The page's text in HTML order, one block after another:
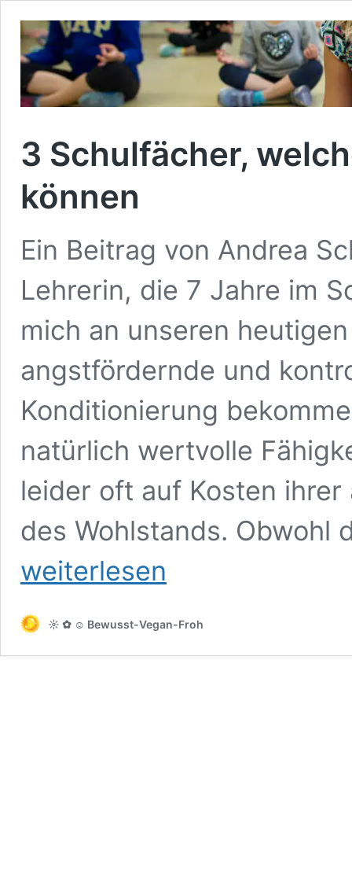
3 Schulfächer,
können
Ein Beitrag von Andrea
Lehrerin, die 7 Jahre im
mich an unseren
angstfördernde und
Konditionierung
natürlich wertvolle
leider oft auf Kosten
des Wohlstands. Obwohl
weiterlesen
☼ ✿ ☺ Bewusst-Vegan-Froh